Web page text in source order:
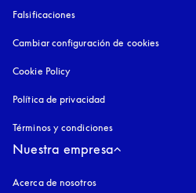
Falsificaciones
Cambiar configuración de cookies
Cookie Policy
Política de privacidad
Términos y condiciones
Nuestra empresa
Acerca de nosotros